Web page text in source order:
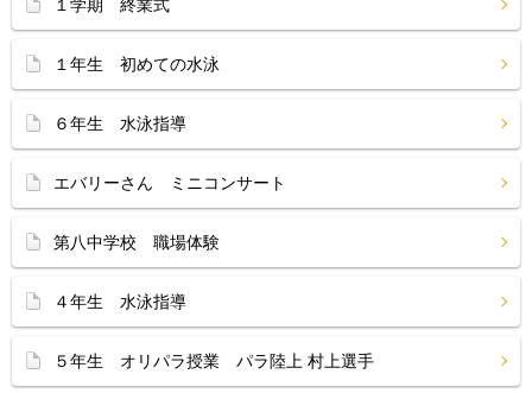
１学期 終業式
１年生 初めての水泳
６年生 水泳指導
エバリーさん ミニコンサート
第八中学校 職場体験
４年生 水泳指導
５年生 オリパラ授業 パラ陸上 村上選手